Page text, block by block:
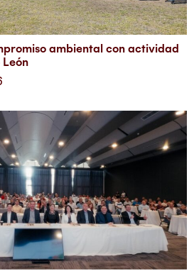
ambiental con actividad